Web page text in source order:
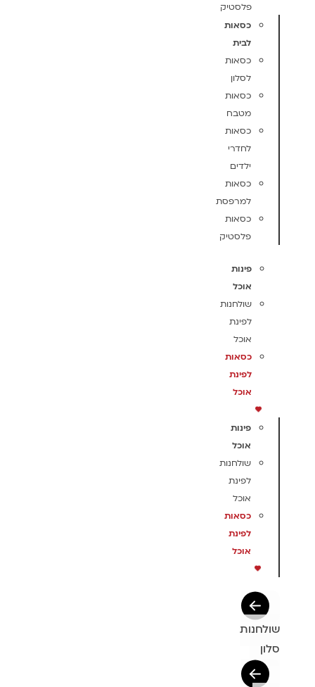
פלסטיק
כסאות
לבית
כסאות
לסלון
כסאות
מטבח
כסאות
לחדרי
ילדים
כסאות
למרפסת
כסאות
פלסטיק
פינות
אוכל
שולחנות
לפינת
אוכל
כסאות
לפינת
אוכל
פינות
אוכל
שולחנות
לפינת
אוכל
כסאות
לפינת
אוכל
שולחנות
סלון